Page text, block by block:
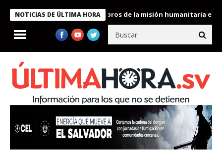
NOTICIAS DE ÚLTIMA HORA
Bukele condecora a miembros de la misión humanitaria enviada